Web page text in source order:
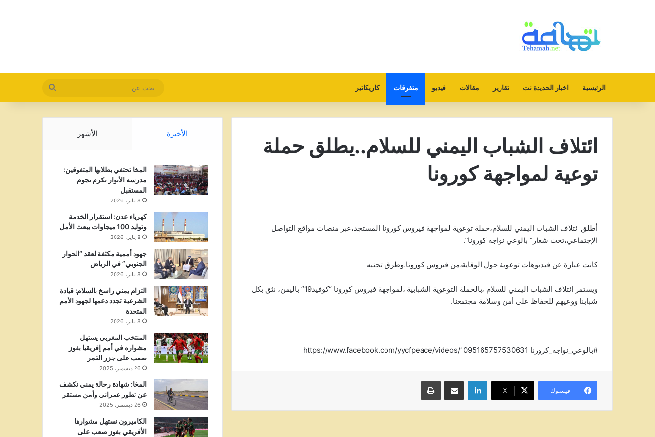
الرئيسية اخبار الحديدة نت تقارير مقالات فيديو متفرقات كاريكاتير
بحث
عن
ائتلاف الشباب اليمني للسلام..يطلق حملة
توعية لمواجهة كورونا
أطلق ائتلاف الشباب اليمني للسلام،حملة توعوية لمواجهة فيروس كورونا المستجد،عبر منصات مواقع التواصل
الإجتماعي،تحت شعار” بالوعي نواجه كورونا”.
كانت عبارة عن فيديوهات توعوية حول الوقاية،من فيروس كورونا،وطرق تجنبه.
ويستمر ائتلاف الشباب اليمني للسلام ،بالحملة التوعوية الشبابية ،لمواجهة فيروس كورونا “كوفيد19” باليمن، نثق بكل
شبابنا ووعيهم للحفاظ على أمن وسلامة مجتمعنا.
#بالوعي_نواجه_كرورنا https://www.facebook.com/yycfpeace/videos/1095165757530631
فيسبوك ‫X
لينكدإن مشاركة عبر البريد طباعة
الأخيرة الأشهر
المخا تحتفي بطلابها المتفوقين:
مدرسة الأنوار تكرم نجوم
المستقبل
8 يناير، 2026
كهرباء عدن: استقرار الخدمة
وتوليد 100 ميجاوات يبعث الأمل
8 يناير، 2026
جهود أممية مكثفة لعقد “الحوار
الجنوبي” في الرياض
8 يناير، 2026
التزام يمني راسخ بالسلام: قيادة
الشرعية تجدد دعمها لجهود الأمم
المتحدة
8 يناير، 2026
المنتخب المغربي يستهل
مشواره في أمم إفريقيا بفوز
صعب على جزر القمر
26 ديسمبر، 2025
المخا: شهادة رحالة يمني تكشف
عن تطور عمراني وأمن مستقر
26 ديسمبر، 2025
الكاميرون تستهل مشوارها
الأفريقي بفوز صعب على